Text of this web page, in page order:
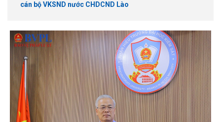
cán bộ VKSND nước CHDCND Lào